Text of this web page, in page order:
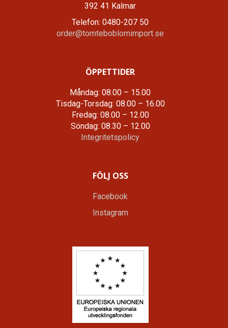
392 41 Kalmar
Telefon: 0480-207 50
order@tomteboblomimport.se
ÖPPETTIDER
Måndag: 08.00 – 15.00
Tisdag-Torsdag: 08.00 – 16.00
Fredag: 08.00 – 12.00
Söndag: 08.30 – 12.00
Integritetspolicy
FÖLJ OSS
Facebook
Instagram